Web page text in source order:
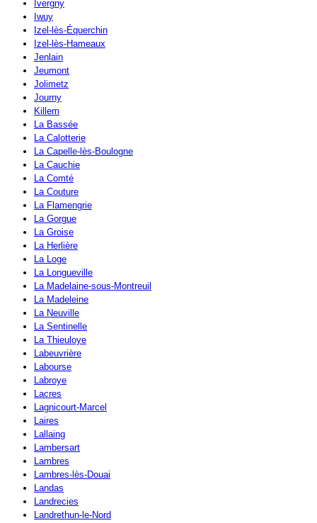
Ivergny
Iwuy
Izel-lès-Équerchin
Izel-lès-Hameaux
Jenlain
Jeumont
Jolimetz
Journy
Killem
La Bassée
La Calotterie
La Capelle-lès-Boulogne
La Cauchie
La Comté
La Couture
La Flamengrie
La Gorgue
La Groise
La Herlière
La Loge
La Longueville
La Madelaine-sous-Montreuil
La Madeleine
La Neuville
La Sentinelle
La Thieuloye
Labeuvrière
Labourse
Labroye
Lacres
Lagnicourt-Marcel
Laires
Lallaing
Lambersart
Lambres
Lambres-lès-Douai
Landas
Landrecies
Landrethun-le-Nord